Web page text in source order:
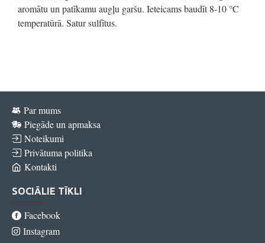
aromātu un patīkamu augļu garšu. Ieteicams baudīt 8-10 °C
temperatūrā. Satur sulfītus.
Par mums
Piegāde un apmaksa
Noteikumi
Privātuma politika
Kontakti
SOCIĀLIE TĪKLI
Facebook
Instagram